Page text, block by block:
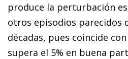
produce la perturbación
otros episodios parecidos
décadas, pues coincide
supera el 5% en buena